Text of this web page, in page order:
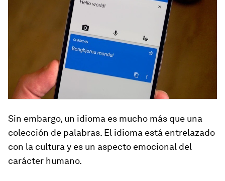
Sin embargo, un idioma es mucho más que una
colección de palabras. El idioma está entrelazado
con la cultura y es un aspecto emocional del
carácter humano.